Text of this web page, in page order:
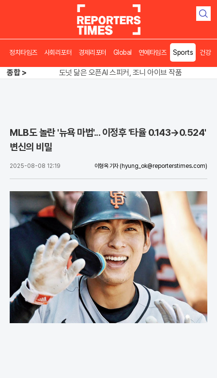
검
정치타임즈 사회리포터 경제리포터 Global 연예타임즈 Sports 건강
종합 >
송영길 인천서 반전 노려, 2주차 경선 요동
도넛 닮은 오픈AI 스피커, 조니 아이브 작품
MLB도 놀란 '뉴욕 마법'... 이정후 '타율 0.143→0.524'
변신의 비밀
2025-08-08 12:19 이형옥 기자 (hyung_ok@reporterstimes.com)